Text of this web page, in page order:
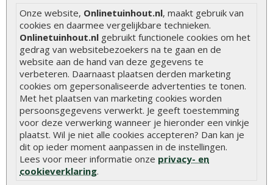
Onze website, Onlinetuinhout.nl, maakt gebruik van
cookies en daarmee vergelijkbare technieken.
Onlinetuinhout.nl gebruikt functionele cookies om het
gedrag van websitebezoekers na te gaan en de
website aan de hand van deze gegevens te
verbeteren. Daarnaast plaatsen derden marketing
cookies om gepersonaliseerde advertenties te tonen.
Met het plaatsen van marketing cookies worden
persoonsgegevens verwerkt. Je geeft toestemming
voor deze verwerking wanneer je hieronder een vinkje
plaatst. Wil je niet alle cookies accepteren? Dan kan je
dit op ieder moment aanpassen in de instellingen.
Lees voor meer informatie onze privacy- en
cookieverklaring.
Hoe zelf een vlonder leggen
Hoe betonpaal plaatsen
Hoe schutting plaatsen
De 9 beste tuinschermen van Onlinetuinhout.nl
Stijlvolle houtsoorten voor in de tuin
Duurzame tuin
Welke palen voor een schapenhek
Alle populaire categorieën